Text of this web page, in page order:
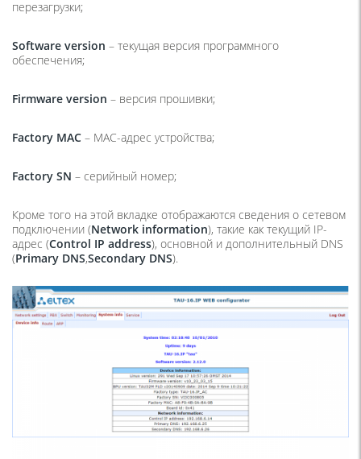
перезагрузки;
Software version – текущая версия программного
обеспечения;
Firmware version – версия прошивки;
Factory MAC – MAC-адрес устройства;
Factory SN – серийный номер;
Кроме того на этой вкладке отображаются сведения о сетевом
подключении (Network information), такие как текущий IP-
адрес (Control IP address), основной и дополнительный DNS
(Primary DNS,Secondary DNS).